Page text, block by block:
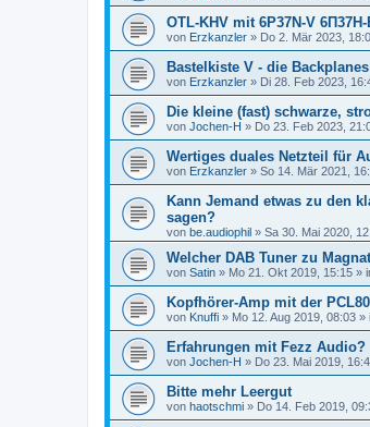
OTL-KHV mit 6P37N-V
von Erzkanzler » Do 2. Mär 2023,
Bastelkiste V - die Backplanes
von Erzkanzler » Di 28. Feb 2023,
Die kleine (fast) schwarze,
von Jochen-H » Do 23. Feb 2023,
Wertiges duales Netzteil für
von Erzkanzler » So 14. Mär 2021,
Kann Jemand etwas zu den
sagen?
von be.audiophil » Sa 30. Mai 2020,
Welcher DAB Tuner zu
von Satin » Mo 21. Okt 2019, 15:15 »
Kopfhörer-Amp mit der
von Knuffi » Mo 12. Aug 2019, 08:03 »
Erfahrungen mit Fezz Audio?
von Jochen-H » Do 23. Mai 2019,
Bitte mehr Leergut
von haotschmi » Do 14. Feb 2019,